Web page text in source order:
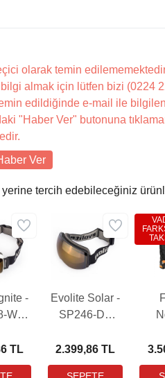
olarak temin
bilgi almak için lütfen bizi (0224
edildiğinde e-mail ile
"Haber Ver" butonuna
Ver
yerine tercih edebileceğiniz
-
W
TL
Evolite Solar -
SP246-DB
Gözlüğü
2.399,86 TL